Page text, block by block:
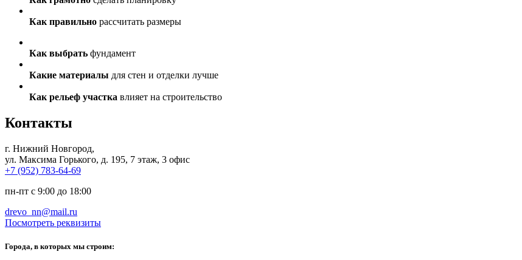
Как правильно рассчитать размеры
Как выбрать фундамент
Какие материалы для стен и отделки лучше
Как рельеф участка влияет на строительство
Контакты
г. Нижний Новгород,
ул. Максима Горького, д. 195, 7 этаж, 3 офис
+7 (952) 783-64-69
пн-пт с 9:00 до 18:00
drevo_nn@mail.ru
Посмотреть реквизиты
Города, в которых мы строим: